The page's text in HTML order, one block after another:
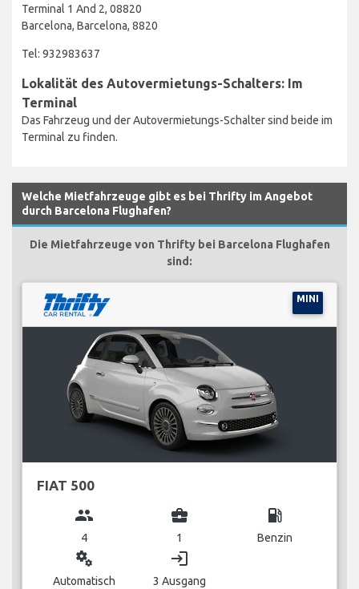
Terminal 1 And 2, 08820
Barcelona, Barcelona, 8820
Tel: 932983637
Lokalität des Autovermietungs-Schalters: Im
Terminal
Das Fahrzeug und der Autovermietungs-Schalter sind beide im
Terminal zu finden.
Welche Mietfahrzeuge gibt es bei Thrifty im Angebot
durch Barcelona Flughafen?
Die Mietfahrzeuge von Thrifty bei Barcelona Flughafen
sind:
MINI
FIAT 500
group
4
business_center
1
local_gas_station
Benzin
miscellaneous_services
Automatisch
login
3 Ausgang